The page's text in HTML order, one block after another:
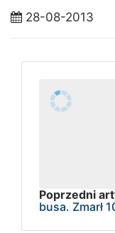
28-08-2013
Poprzedni
busa. Zmarł